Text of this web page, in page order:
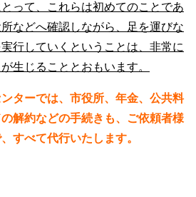
って、これらは初めてのことであ
などへ確認しながら、足を運びな
行していくということは、非常に
生じることとおもいます。
ターでは、市役所、年金、公共料
解約などの手続きも、ご依頼者様
すべて代行いたします。